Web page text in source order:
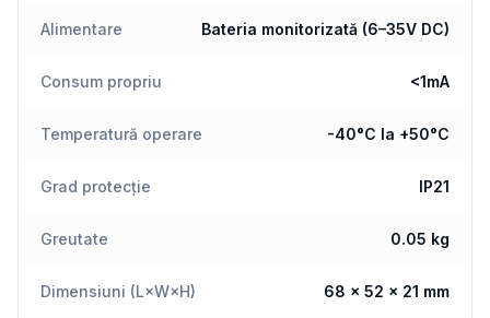
Alimentare Bateria monitorizată (6–35V DC)
Consum propriu <1mA
Temperatură operare -40°C la +50°C
Grad protecție IP21
Greutate 0.05 kg
Dimensiuni (L×W×H) 68 × 52 × 21 mm